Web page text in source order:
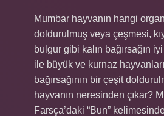
Mumbar hayvanın hangi
doldurulmuş veya çeşmesi,
bulgur gibi kalın bağırsağın
ile büyük ve kurnaz
bağırsağının bir çeşit
hayvanın neresinden çıkar?
Farsça’daki “Bun”